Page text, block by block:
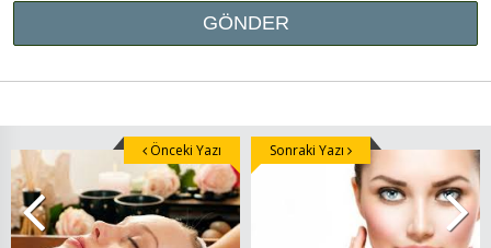
Önceki Yazı Sonraki Yazı